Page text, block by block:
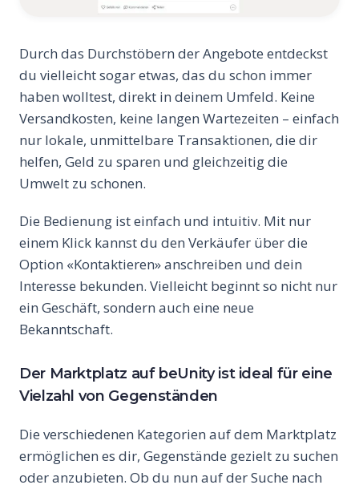
Durch das Durchstöbern der Angebote entdeckst
du vielleicht sogar etwas, das du schon immer
haben wolltest, direkt in deinem Umfeld. Keine
Versandkosten, keine langen Wartezeiten – einfach
nur lokale, unmittelbare Transaktionen, die dir
helfen, Geld zu sparen und gleichzeitig die
Umwelt zu schonen.
Die Bedienung ist einfach und intuitiv. Mit nur
einem Klick kannst du den Verkäufer über die
Option «Kontaktieren» anschreiben und dein
Interesse bekunden. Vielleicht beginnt so nicht nur
ein Geschäft, sondern auch eine neue
Bekanntschaft.
Der Marktplatz auf beUnity ist ideal für eine
Vielzahl von Gegenständen
Die verschiedenen Kategorien auf dem Marktplatz
ermöglichen es dir, Gegenstände gezielt zu suchen
oder anzubieten. Ob du nun auf der Suche nach